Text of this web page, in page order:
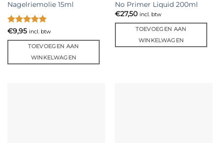
Nagelriemolie 15ml
Gewaardeerd
5uit 5
€9,95 incl. btw
TOEVOEGEN AAN
WINKELWAGEN
No Primer Liquid 200ml
€27,50 incl. btw
TOEVOEGEN AAN
WINKELWAGEN